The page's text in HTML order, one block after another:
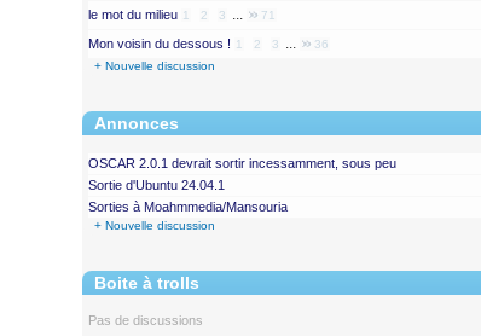
le mot du milieu 1 2 3 ... 71
Mon voisin du dessous ! 1 2 3 ... 36
+ Nouvelle discussion
Annonces
OSCAR 2.0.1 devrait sortir incessamment, sous peu
Sortie d'Ubuntu 24.04.1
Sorties à Moahmmedia/Mansouria
+ Nouvelle discussion
Boite à trolls
Pas de discussions